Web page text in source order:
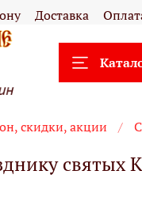
Доставка
скидки, акции